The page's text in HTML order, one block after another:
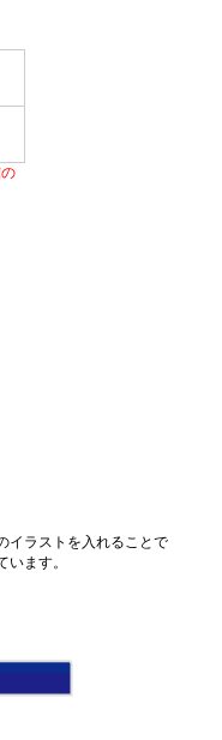
イラストを入れることで
ます。